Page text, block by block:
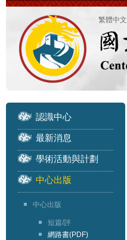
繁體中文
認識中心
最新消息
學術活動與計劃
中心出版
中心出版
短篇/評
網路書(PDF)